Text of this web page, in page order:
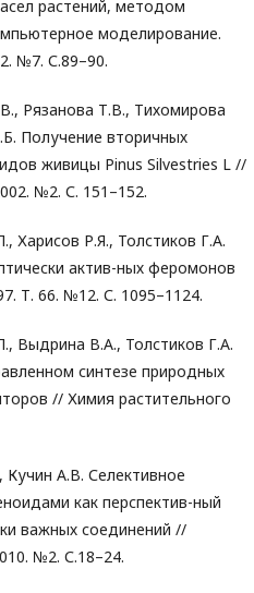
растений, методом
моделирование.
№7. С.89–90.
Рязанова Т.В., Тихомирова
Получение вторичных
живицы Pinus Silvestries L //
№2. С. 151–152.
Р.Я., Толстиков Г.А.
актив-ных феромонов
Т. 66. №12. С. 1095–1124.
Выдрина В.А., Толстиков Г.А.
синтезе природных
// Химия растительного
А.В. Селективное
как перспектив-ный
важных соединений //
№2. С.18–24.